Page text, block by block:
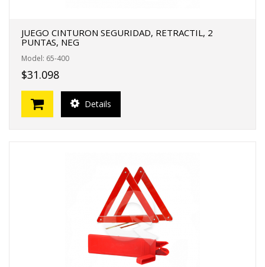
JUEGO CINTURON SEGURIDAD, RETRACTIL, 2
PUNTAS, NEG
Model: 65-400
$31.098
Details